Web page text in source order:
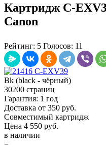
Картридж C-
Canon
Рейтинг: 5 Голосов: 11
Bk (black - чёрный)
30200 страниц
Гарантия: 1 год
Доставка от 350 руб.
Совместимый картридж
Цена 4 550 руб.
в наличии
−